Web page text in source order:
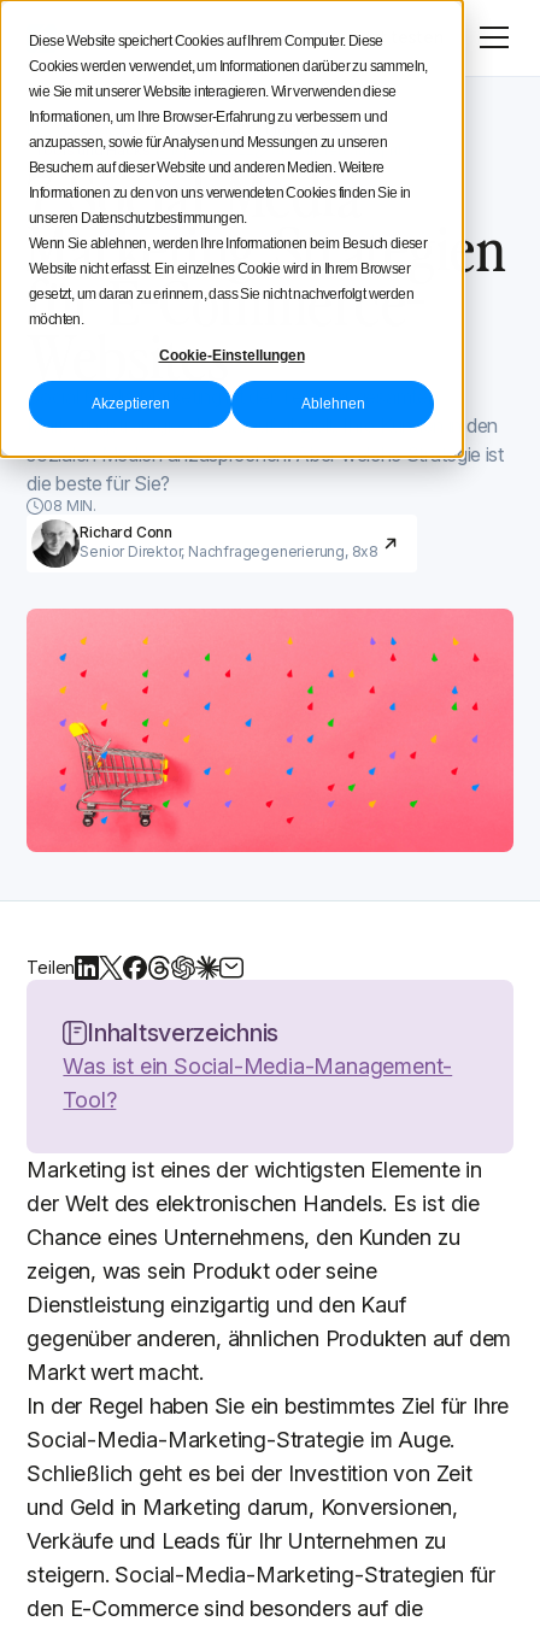
Diese Website speichert Cookies auf Ihrem Computer. Diese
Cookies werden verwendet, um Informationen darüber zu sammeln,
wie Sie mit unserer Website interagieren. Wir verwenden diese
Informationen, um Ihre Browser-Erfahrung zu verbessern und
anzupassen, sowie für Analysen und Messungen zu unseren
Besuchern auf dieser Website und anderen Medien. Weitere
Informationen zu den von uns verwendeten Cookies finden Sie in
unseren Datenschutzbestimmungen.
Wenn Sie ablehnen, werden Ihre Informationen beim Besuch dieser
Website nicht erfasst. Ein einzelnes Cookie wird in Ihrem Browser
gesetzt, um daran zu erinnern, dass Sie nicht nachverfolgt werden
möchten.
Cookie-Einstellungen
Akzeptieren Ablehnen
Jetzt testen
Menü
Social Media Strategie
Tipps für Creatoren
Iconosquare -Blog Tools und Hacks
Tools und Hacks April 1, 2022 Aktualisiert amApril 1, 2022
7 Social-Media-
Marketing-Strategien
für E-Commerce-
Websites
Social Media Marketing ist der Teil Ihrer gesamten
Marketingstrategie, der darauf abzielt, Ihre Kunden in den
sozialen Medien anzusprechen. Aber welche Strategie ist
die beste für Sie?
08 MIN.
Richard Conn
Senior Direktor, Nachfragegenerierung, 8x8
Teilen
Inhaltsverzeichnis
Was ist ein Social-Media-Management-
Tool?
Marketing ist eines der wichtigsten Elemente in
der Welt des elektronischen Handels. Es ist die
Chance eines Unternehmens, den Kunden zu
zeigen, was sein Produkt oder seine
Dienstleistung einzigartig und den Kauf
gegenüber anderen, ähnlichen Produkten auf dem
Markt wert macht.
In der Regel haben Sie ein bestimmtes Ziel für Ihre
Social-Media-Marketing-Strategie im Auge.
Schließlich geht es bei der Investition von Zeit
und Geld in Marketing darum, Konversionen,
Verkäufe und Leads für Ihr Unternehmen zu
steigern. Social-Media-Marketing-Strategien für
den E-Commerce sind besonders auf die